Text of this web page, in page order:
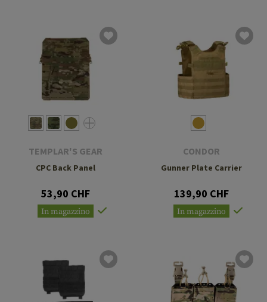
TEMPLAR'S GEAR
CPC Back Panel
53,90 CHF
In magazzino
CONDOR
Gunner Plate Carrier
139,90 CHF
In magazzino